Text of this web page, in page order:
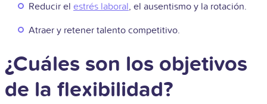
Reducir el estrés laboral, el ausentismo y la rotación.
Atraer y retener talento competitivo.
¿Cuáles son los objetivos
de la flexibilidad?